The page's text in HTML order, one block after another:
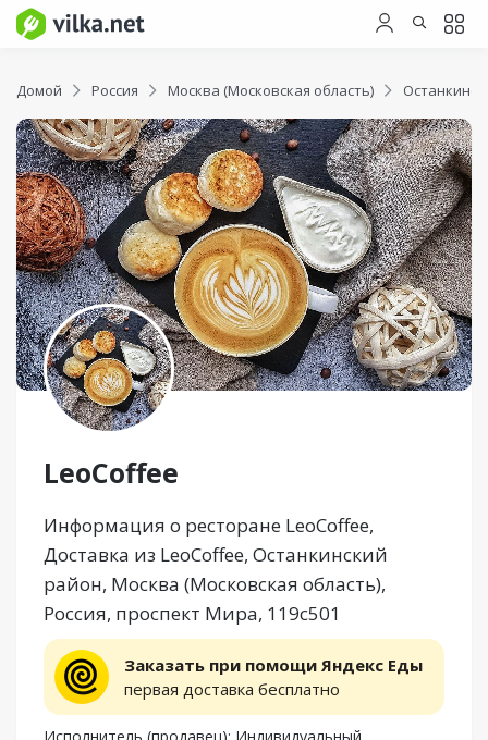
Домой Россия Москва (Московская область)
LeoCoffee
Информация о ресторане LeoCoffee,
Доставка из LeoCoffee, Останкинский
район, Москва (Московская область),
Россия, проспект Мира, 119с501
Заказать при помощи Яндекс Еды
первая доставка бесплатно